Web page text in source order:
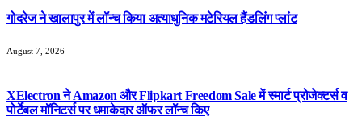
गोदरेज ने खालापुर में लॉन्च किया अत्याधुनिक मटेरियल हैंडलिंग प्लांट
August 7, 2026
XElectron ने Amazon और Flipkart Freedom Sale में स्मार्ट प्रोजेक्टर्स व
पोर्टेबल मॉनिटर्स पर धमाकेदार ऑफर लॉन्च किए